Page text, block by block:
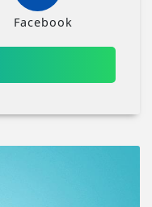
Facebook